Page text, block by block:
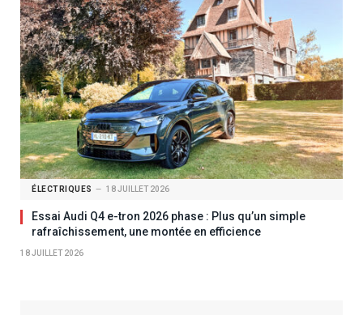
ÉLECTRIQUES 18 JUILLET 2026
Essai Audi Q4 e-tron 2026 phase : Plus qu’un simple
rafraîchissement, une montée en efficience
18 JUILLET 2026